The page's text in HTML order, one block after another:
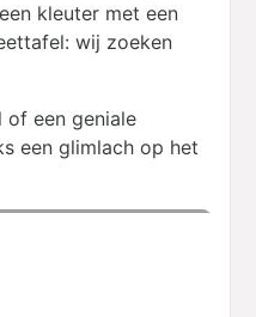
kleuter met een
wij zoeken
of een geniale
een glimlach op het